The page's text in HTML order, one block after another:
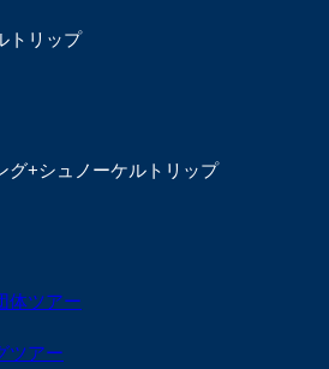
トリップ
グ+シュノーケルトリップ
体ツアー
ツアー